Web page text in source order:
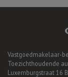
Vastgoedmakelaar-
Toezichthoudende
Luxemburgstraat 16